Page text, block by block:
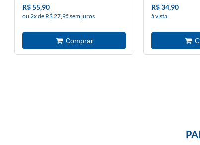
R$ 55,90
ou 2x de R$ 27,95 sem juros
R$ 34,90
à vista